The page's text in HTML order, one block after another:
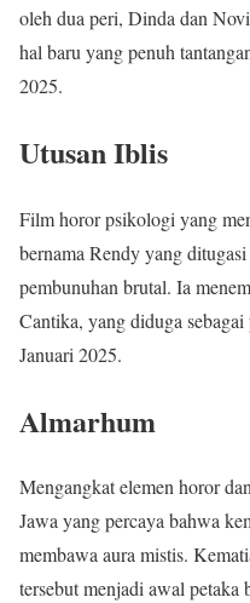
oleh dua peri, Dinda dan
hal baru yang penuh
2025.
Utusan Iblis
Film horor psikologi yang
bernama Rendy yang
pembunuhan brutal. Ia
Cantika, yang diduga
Januari 2025.
Almarhum
Mengangkat elemen horor
Jawa yang percaya bahwa
membawa aura mistis.
tersebut menjadi awal